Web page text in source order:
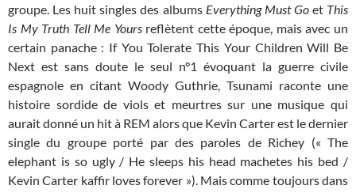
groupe. Les huit singles des albums Everything Must Goet This
Is My Truth Tell Me Yoursreflètent cette époque, mais avec un
certain panache : If You Tolerate This Your Children Will Be
Next est sans doute le seul n°1 évoquant la guerre civile
espagnole en citant Woody Guthrie, Tsunami raconte une
histoire sordide de viols et meurtres sur une musique qui
aurait donné un hit à REM alors que Kevin Carter est le dernier
single du groupe porté par des paroles de Richey (« The
elephant is so ugly / He sleeps his head machetes his bed /
Kevin Carter kaffir loves forever »). Mais comme toujours dans